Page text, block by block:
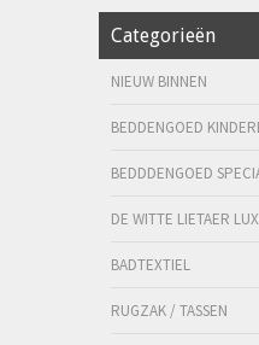
Categorieën
NIEUW BINNEN
BEDDENGOED
BEDDDENGOED
DE WITTE LIETAER
BADTEXTIEL
RUGZAK / TASSEN